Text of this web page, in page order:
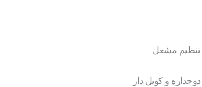
مشعل
و کویل دار